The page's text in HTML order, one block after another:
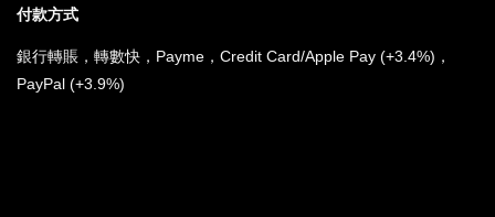
付款方式
銀行轉賬，轉數快，Payme，Credit Card/Apple Pay (+3.4%)，
PayPal (+3.9%)